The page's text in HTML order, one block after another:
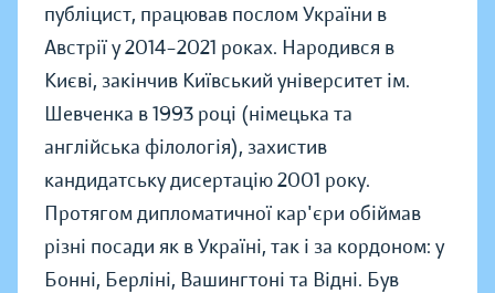
публіцист, працював послом України в
Австрії у 2014–2021 роках. Народився в
Києві, закінчив Київський університет ім.
Шевченка в 1993 році (німецька та
англійська філологія), захистив
кандидатську дисертацію 2001 року.
Протягом дипломатичної кар'єри обіймав
різні посади як в Україні, так і за кордоном: у
Бонні, Берліні, Вашингтоні та Відні. Був